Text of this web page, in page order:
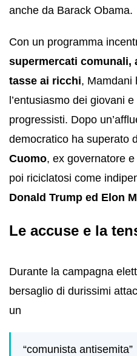
anche da Barack Obama.
Con un programma
supermercati comunali,
tasse ai ricchi, Mamdani
l’entusiasmo dei giovani
progressisti. Dopo
democratico ha superato
Cuomo, ex governatore
poi riciclatosi come
Donald Trump ed Elon
Le accuse e la
Durante la campagna
bersaglio di durissimi
un
“comunista antisemita”